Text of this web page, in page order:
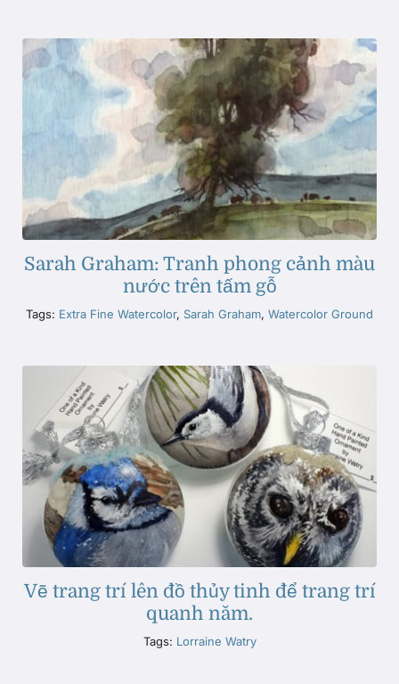
Sarah Graham: Tranh phong cảnh màu
nước trên tấm gỗ
Tags: Extra Fine Watercolor, Sarah Graham, Watercolor Ground
Vẽ trang trí lên đồ thủy tinh để trang trí
quanh năm.
Tags: Lorraine Watry